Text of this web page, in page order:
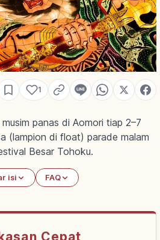
1
panas di Aomori tiap 2–7
(lampion di float) parade malam
Besar Tohoku.
isi FAQ
Cepat